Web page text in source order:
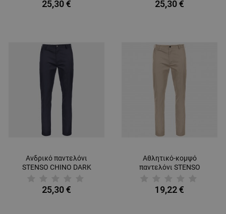
25,30 € 25,30 €
Ανδρικό παντελόνι
STENSO CHINO DARK
25,30 €
Αθλητικό-κομψό
παντελόνι STENSO
19,22 €